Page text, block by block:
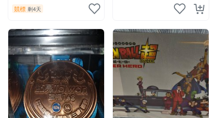
競標 剩4天